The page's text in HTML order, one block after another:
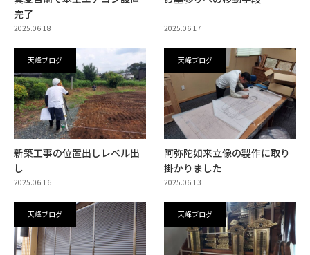
完了
2025.06.18 2025.06.17
天峰ブログ
新築工事の位置出しレベル出
し
2025.06.16
天峰ブログ
阿弥陀如来立像の製作に取り
掛かりました
2025.06.13
天峰ブログ 天峰ブログ